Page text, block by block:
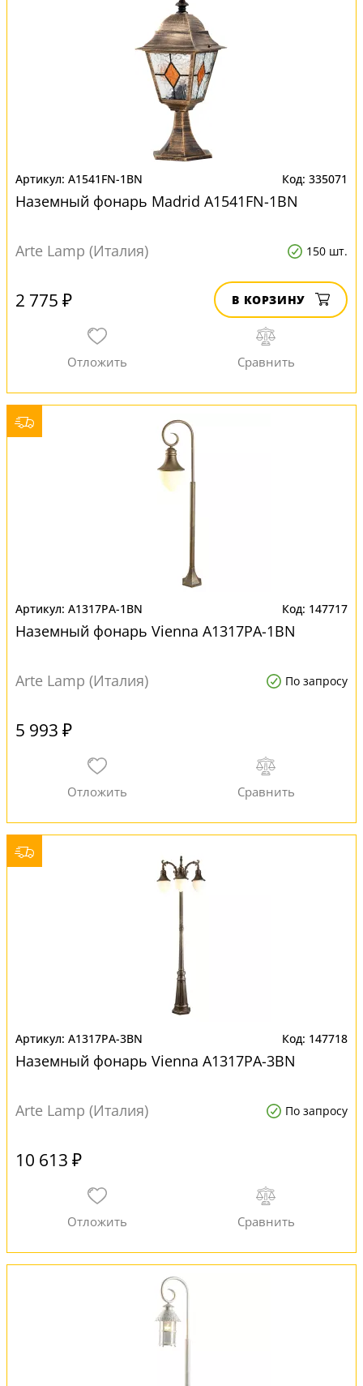
A1541FN-1BN 335071
Наземный фонарь Madrid A1541FN-1BN
Arte Lamp (Италия) 150 шт.
2 775 ₽ В КОРЗИНУ
A1317PA-1BN 147717
Наземный фонарь Vienna A1317PA-1BN
Arte Lamp (Италия) По запросу
5 993 ₽
A1317PA-3BN 147718
Наземный фонарь Vienna A1317PA-3BN
Arte Lamp (Италия) По запросу
10 613 ₽